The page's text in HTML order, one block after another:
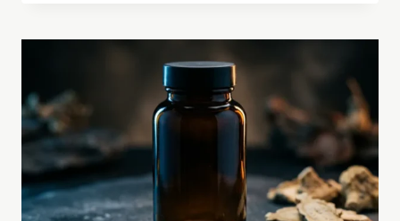
:
MARCHE
VRAIMENT
(ET
LES
MYTHES)